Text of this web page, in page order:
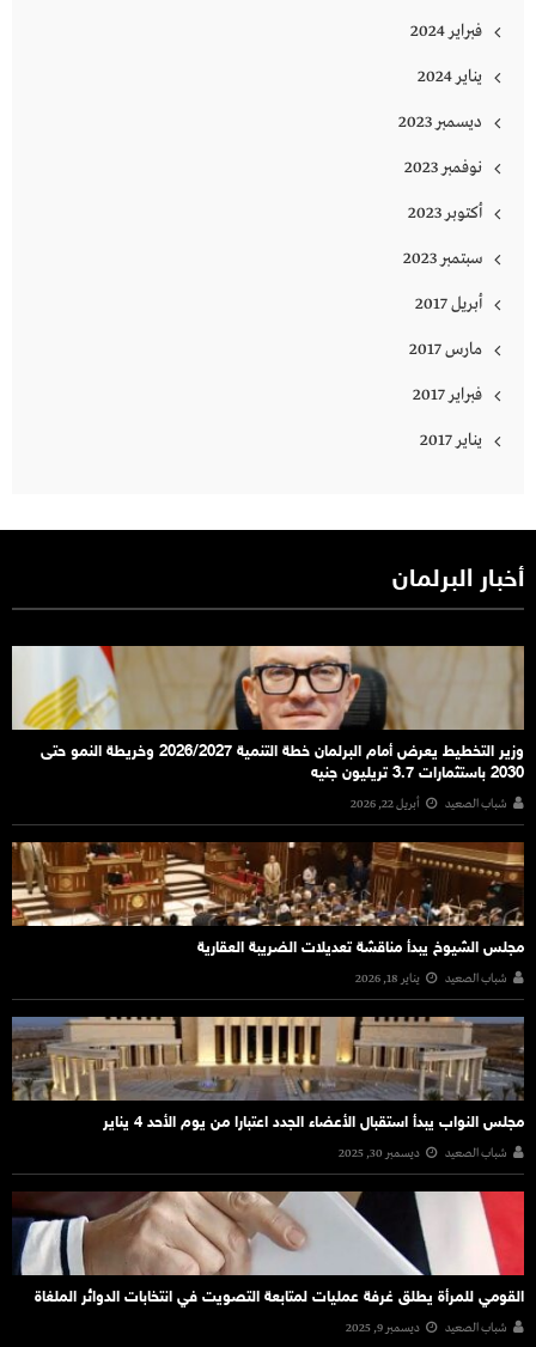
فبراير 2024
يناير 2024
ديسمبر 2023
نوفمبر 2023
أكتوبر 2023
سبتمبر 2023
أبريل 2017
مارس 2017
فبراير 2017
يناير 2017
أخبار البرلمان
وزير التخطيط يعرض أمام البرلمان خطة التنمية 2026/2027 وخريطة النمو حتى
2030 باستثمارات 3.7 تريليون جنيه
شباب الصعيد أبريل 22, 2026
مجلس الشيوخ يبدأ مناقشة تعديلات الضريبة العقارية
شباب الصعيد يناير 18, 2026
مجلس النواب يبدأ استقبال الأعضاء الجدد اعتبارا من يوم الأحد 4 يناير
شباب الصعيد ديسمبر 30, 2025
القومي للمرأة يطلق غرفة عمليات لمتابعة التصويت في انتخابات الدوائر الملغاة
شباب الصعيد ديسمبر 9, 2025